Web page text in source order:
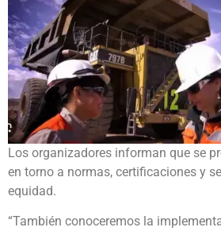
Los organizadores informan que se
en torno a normas, certificaciones y
equidad.
“También conoceremos la